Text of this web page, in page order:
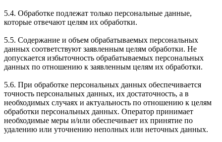
5.4. Обработке подлежат только персональные данные,
которые отвечают целям их обработки.
5.5. Содержание и объем обрабатываемых персональных
данных соответствуют заявленным целям обработки. Не
допускается избыточность обрабатываемых персональных
данных по отношению к заявленным целям их обработки.
5.6. При обработке персональных данных обеспечивается
точность персональных данных, их достаточность, а в
необходимых случаях и актуальность по отношению к целям
обработки персональных данных. Оператор принимает
необходимые меры и/или обеспечивает их принятие по
удалению или уточнению неполных или неточных данных.